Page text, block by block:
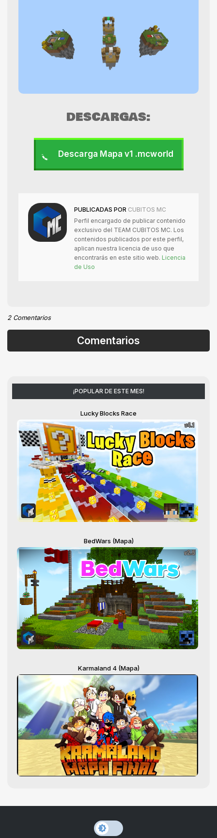
DESCARGAS:
Descarga Mapa v1 .mcworld
PUBLICADAS POR CUBITOS MC
Perfil encargado de publicar contenido
exclusivo del TEAM CUBITOS MC. Los
contenidos publicados por este perfil,
aplican nuestra licencia de uso que
encontrarás en este sitio web. Licencia
de Uso
2 Comentarios
Comentarios
¡POPULAR DE ESTE MES!
Lucky Blocks Race
BedWars (Mapa)
Karmaland 4 (Mapa)